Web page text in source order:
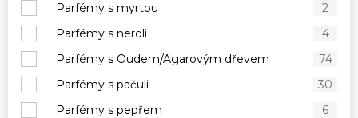
Parfémy s myrtou
2
Parfémy s neroli
4
Parfémy s Oudem/Agarovým dřevem
74
Parfémy s pačuli
30
Parfémy s pepřem
6